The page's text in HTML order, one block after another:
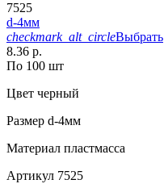
7525
d-4мм
checkmark_alt_circleВыбрать
8.36 р.
По 100 шт
Цвет черный
Размер d-4мм
Материал пластмасса
Артикул 7525